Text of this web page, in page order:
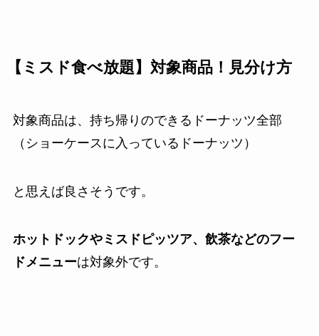
【ミスド食べ放題】対象商品！見分け方
対象商品は、持ち帰りのできるドーナッツ全部
（ショーケースに入っているドーナッツ）
と思えば良さそうです。
ホットドックやミスドピッツア、飲茶などのフー
ドメニューは対象外です。